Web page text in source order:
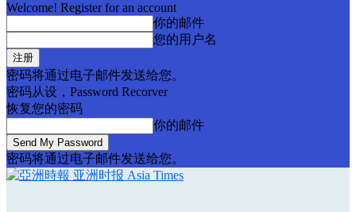
Welcome! Register for an account
你的邮件
您的用户名
密码将通过电子邮件发送给您。
密码从设，Password Recorver
恢复您的密码
你的邮件
密码将通过电子邮件发送给您。
亚洲时报 Asia Times